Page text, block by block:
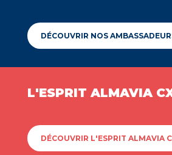
DÉCOUVRIR NOS
L'ESPRIT ALMAVIA
DÉCOUVRIR L'ESPRIT ALMAVIA